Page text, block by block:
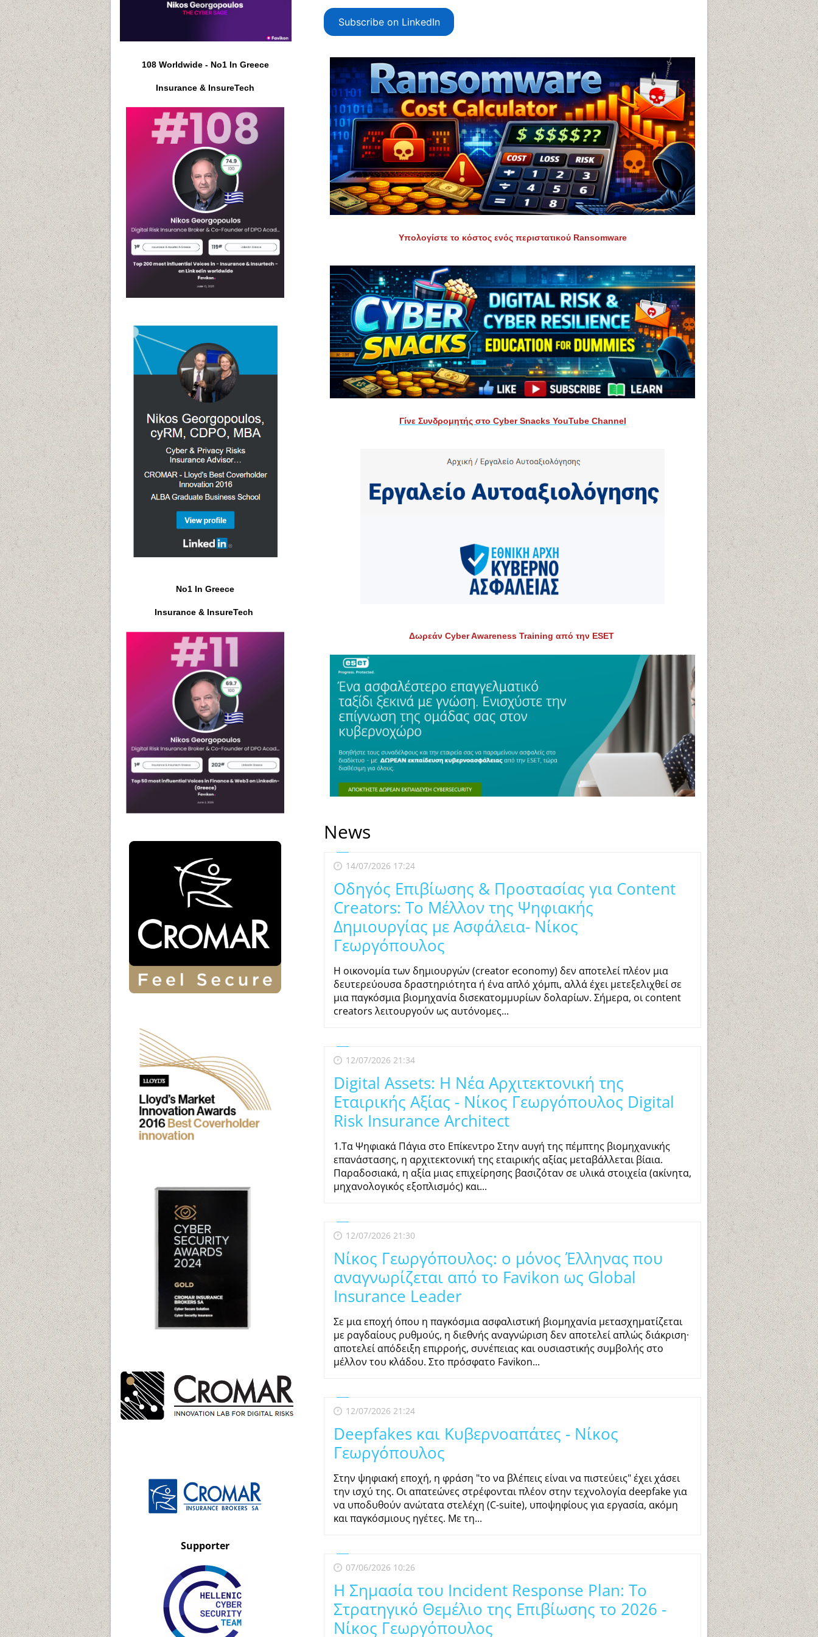
Subscribe on LinkedIn
Υπολογίστε το κόστος ενός περιστατικού Ransomware
Γίνε Συνδρομητής στο Cyber Snacks YouTube Channel
Δωρεάν Cyber Awareness Training από την ESET
News
14/07/2026 17:24
Οδηγός Επιβίωσης & Προστασίας για Content
Creators: Το Μέλλον της Ψηφιακής
Δημιουργίας με Ασφάλεια- Nίκος
Γεωργόπουλος
Η οικονομία των δημιουργών (creator economy) δεν αποτελεί πλέον μια
δευτερεύουσα δραστηριότητα ή ένα απλό χόμπι, αλλά έχει μετεξελιχθεί σε
μια παγκόσμια βιομηχανία δισεκατομμυρίων δολαρίων. Σήμερα, οι content
creators λειτουργούν ως αυτόνομες...
12/07/2026 21:34
Digital Assets: Η Νέα Αρχιτεκτονική της
Εταιρικής Αξίας - Nίκος Γεωργόπουλος Digital
Risk Insurance Architect
1.Τα Ψηφιακά Πάγια στο Επίκεντρο Στην αυγή της πέμπτης βιομηχανικής
επανάστασης, η αρχιτεκτονική της εταιρικής αξίας μεταβάλλεται βίαια.
Παραδοσιακά, η αξία μιας επιχείρησης βασιζόταν σε υλικά στοιχεία (ακίνητα,
μηχανολογικός εξοπλισμός) και...
12/07/2026 21:30
Νίκος Γεωργόπουλος: ο μόνος Έλληνας που
αναγνωρίζεται από το Favikon ως Global
Insurance Leader
Σε μια εποχή όπου η παγκόσμια ασφαλιστική βιομηχανία μετασχηματίζεται
με ραγδαίους ρυθμούς, η διεθνής αναγνώριση δεν αποτελεί απλώς διάκριση·
αποτελεί απόδειξη επιρροής, συνέπειας και ουσιαστικής συμβολής στο
μέλλον του κλάδου. Στο πρόσφατο Favikon...
12/07/2026 21:24
Deepfakes και Κυβερνοαπάτες - Νίκος
Γεωργόπουλος
Στην ψηφιακή εποχή, η φράση "το να βλέπεις είναι να πιστεύεις" έχει χάσει
την ισχύ της. Οι απατεώνες στρέφονται πλέον στην τεχνολογία deepfake για
να υποδυθούν ανώτατα στελέχη (C-suite), υποψηφίους για εργασία, ακόμη
και παγκόσμιους ηγέτες. Με τη...
07/06/2026 10:26
Η Σημασία του Incident Response Plan: Το
Στρατηγικό Θεμέλιο της Επιβίωσης το 2026 -
Νίκος Γεωργόπουλος
108 Worldwide - No1 In Greece
Insurance & InsureTech
No1 In Greece
Insurance & InsureTech
Supporter